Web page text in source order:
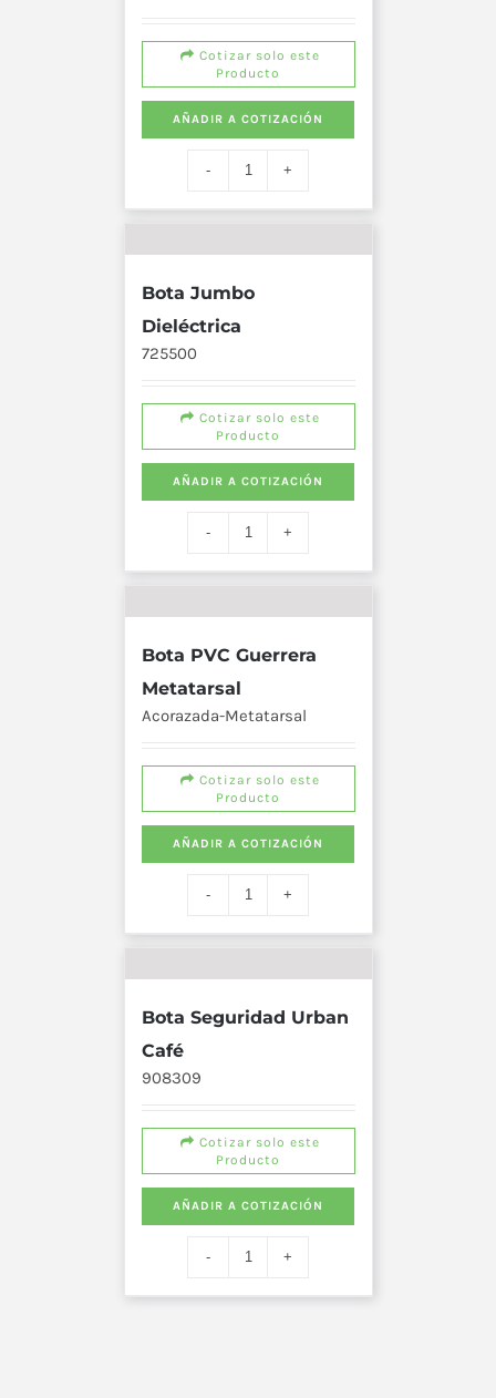
Cotizar solo este
Producto
AÑADIR A COTIZACIÓN
Bota Jumbo
Dieléctrica
725500
Cotizar solo este
Producto
AÑADIR A COTIZACIÓN
Bota PVC Guerrera
Metatarsal
Acorazada-Metatarsal
Cotizar solo este
Producto
AÑADIR A COTIZACIÓN
Bota Seguridad Urban
Café
908309
Cotizar solo este
Producto
AÑADIR A COTIZACIÓN